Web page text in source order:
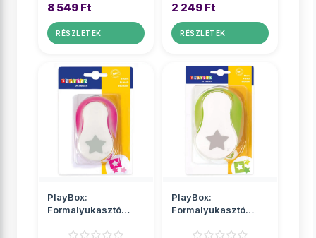
8 549 Ft
RÉSZLETEK
2 249 Ft
RÉSZLETEK
PlayBox:
Formalyukasztó
PlayBox:
Formalyukasztó